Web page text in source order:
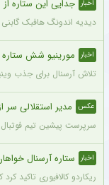
اخبار جدایی این ستاره
دیدیه اندونگ هافبک
اخبار مورینیو شش ستاره
تلاش آرسنال برای جذب
عکس مدیر استقلالی
سرپرست پیشین تیم فوتبال
اخبار ستاره آرسنال
ریکاردو کالافیوری تاکید